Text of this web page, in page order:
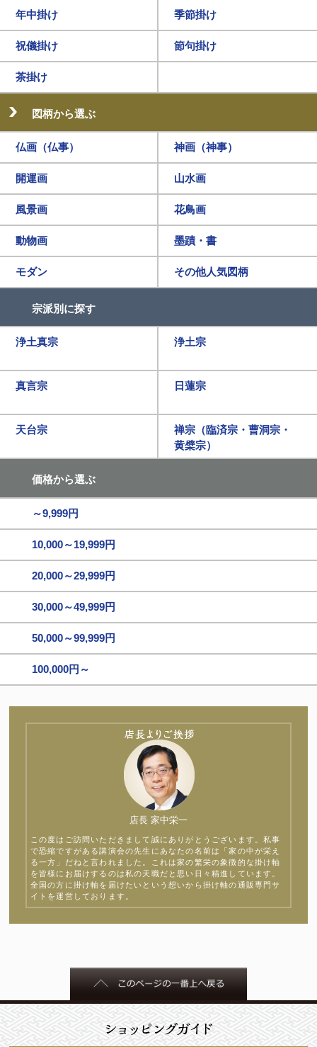
年中掛け 季節掛け
祝儀掛け 節句掛け
茶掛け
図柄から選ぶ
仏画（仏事） 神画（神事）
開運画 山水画
風景画 花鳥画
動物画 墨蹟・書
モダン その他人気図柄
宗派別に探す
浄土真宗 浄土宗
真言宗 日蓮宗
天台宗
禅宗（臨済宗・曹洞宗・
黄檗宗）
価格から選ぶ
～9,999円
10,000～19,999円
20,000～29,999円
30,000～49,999円
50,000～99,999円
100,000円～
店長 家中栄一
この度はご訪問いただきまして誠にありがとうございます。私事
で恐縮ですがある講演会の先生にあなたの名前は「家の中が栄え
る一方」だねと言われました。これは家の繁栄の象徴的な掛け軸
を皆様にお届けするのは私の天職だと思い日々精進しています。
全国の方に掛け軸を届けたいという想いから掛け軸の通販専門サ
イトを運営しております。